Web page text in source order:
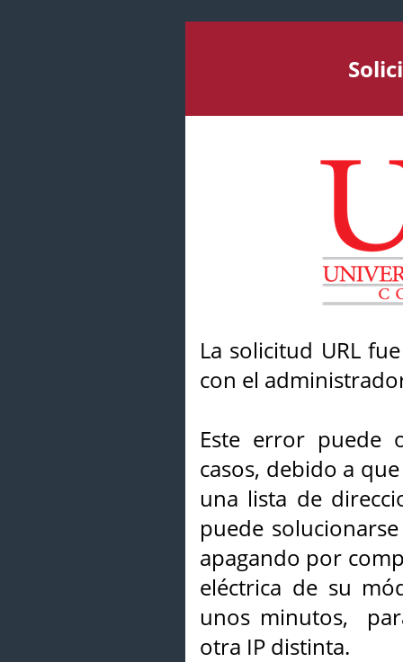
La solicitud URL
con el
Este error puede
casos, debido a
una lista de
puede
apagando por
eléctrica de su
unos minutos,
otra IP distinta.